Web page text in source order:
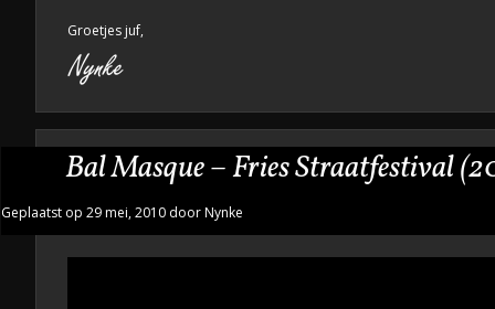
Groetjes juf,
Bal Masque – Fries Straatfestival
Geplaatst op 29 mei, 2010 door Nynke